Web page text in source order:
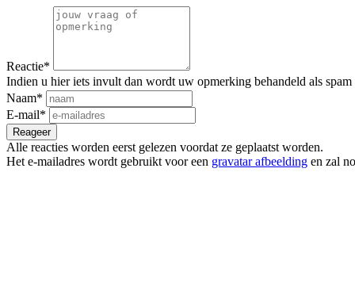
Reactie*
Indien u hier iets invult dan wordt uw opmerking behandeld als spam
Naam*
E-mail*
Alle reacties worden eerst gelezen voordat ze geplaatst worden.
Het e-mailadres wordt gebruikt voor een gravatar afbeelding en zal